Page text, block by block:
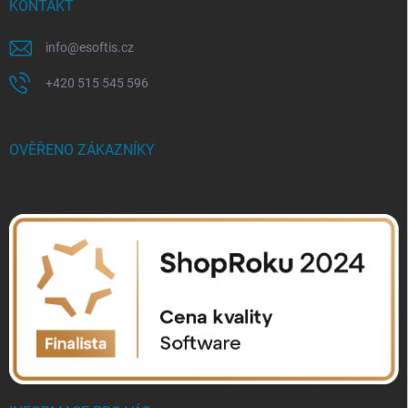
KONTAKT
info@esoftis.cz
+420 515 545 596
OVĚŘENO ZÁKAZNÍKY